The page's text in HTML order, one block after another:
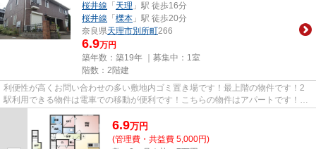
桜井線 「 天理 」駅 徒歩16分
桜井線 「 櫟本 」駅 徒歩20分
奈良県天理市別所町266
6.9万円
築年数：築19年 ｜募集中： 1室
階数：2階建
利便性が高くお問い合わせの多い敷地内ゴミ置き場です！最上階の物件です！2
駅利用できる物件は電車での移動が便利です！こちらの物件はアパートです！賃
6.9万円
(管理費・共益費 5,000円)